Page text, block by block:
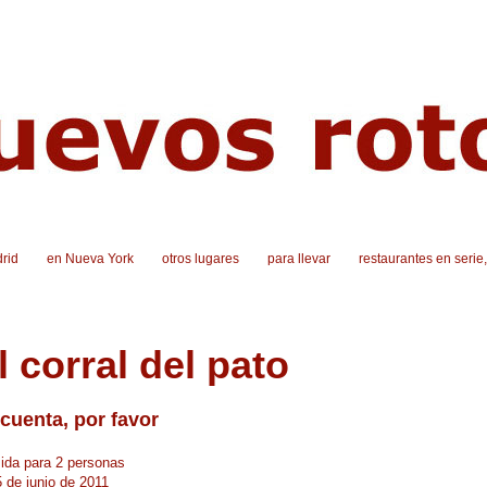
en Nueva York otros lugares para llevar restaurantes en
corral del pato
por favor
para 2 personas
de junio de 2011